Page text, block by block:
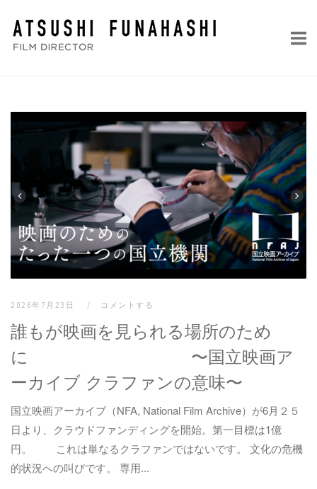
ホ
ー
Blog
2026年7月23日 コメントする
誰もが映画を見られる場所のため
に 〜国立映画ア
ーカイブ クラファンの意味〜
国立映画アーカイブ（NFA, National Film Archive）が6月２５
日より、クラウドファンディングを開始。第一目標は1億
円。 これは単なるクラファンではないです。 文化の危機
的状況への叫びです。 専用...